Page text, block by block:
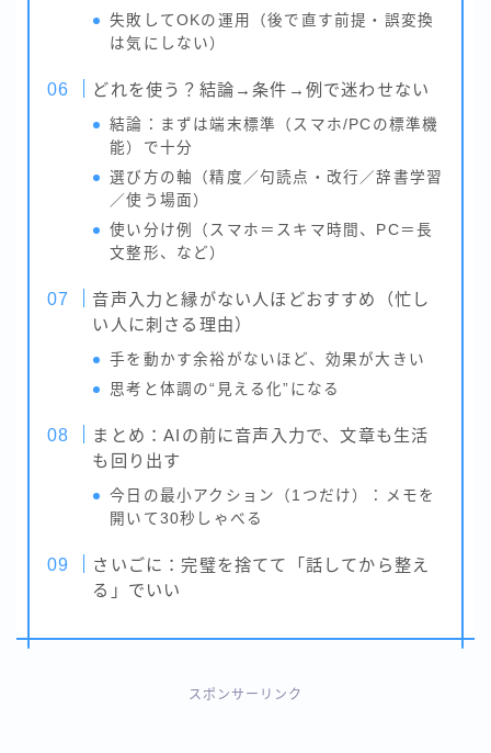
失敗してOKの運用（後で直す前提・誤変換
は気にしない）
どれを使う？結論→条件→例で迷わせない
結論：まずは端末標準（スマホ/PCの標準機
能）で十分
選び方の軸（精度／句読点・改行／辞書学習
／使う場面）
使い分け例（スマホ＝スキマ時間、PC＝長
文整形、など）
音声入力と縁がない人ほどおすすめ（忙し
い人に刺さる理由）
手を動かす余裕がないほど、効果が大きい
思考と体調の“見える化”になる
まとめ：AIの前に音声入力で、文章も生活
も回り出す
今日の最小アクション（1つだけ）：メモを
開いて30秒しゃべる
さいごに：完璧を捨てて「話してから整え
る」でいい
スポンサーリンク